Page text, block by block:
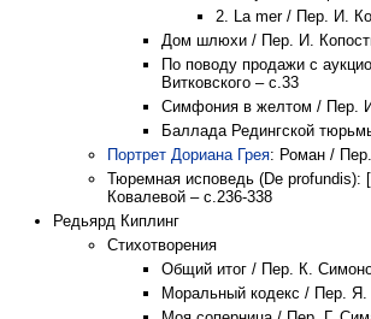
2. La mer / Пер. И.
Дом шлюхи / Пер. И.
По поводу продажи с
Витковского – с.33
Симфония в желтом / Пер.
Баллада Редингской
Портрет Дориана Грея: Роман /
Тюремная исповедь (De
Ковалевой – с.236-338
Редьярд Киплинг
Стихотворения
Общий итог / Пер. К.
Моральный кодекс / Пер. Я.